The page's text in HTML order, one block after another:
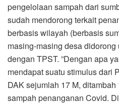
pengelolaan sampah dari
sudah mendorong terkait
berbasis wilayah (berbasis
masing-masing desa
dengan TPST. ”Dengan apa
mendapat suatu stimulus dari
DAK sejumlah 17 M,
sampah penanganan Covid.